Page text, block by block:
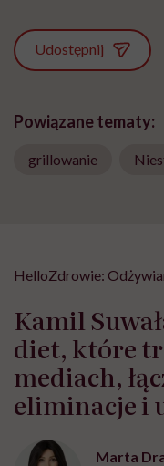
Udostępnij
Powiązane tematy:
grillowanie
HelloZdrowie:
Kamil
diet, które
mediach,
eliminacje i
Marta